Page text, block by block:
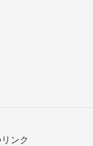
ンク